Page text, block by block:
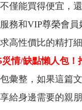
能買得便宜，還
務和VIP尊榮會
高性價比的精打
災情/缺點懶人包！
彙整，如果這篇
給身邊需要的親